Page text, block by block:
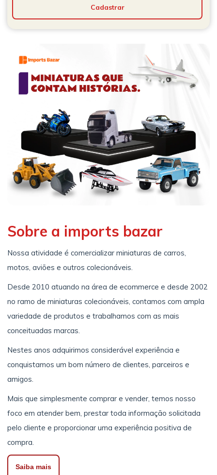
Sobre a imports bazar
Nossa atividade é comercializar miniaturas de carros,
motos, aviões e outros colecionáveis.
Desde 2010 atuando na área de ecommerce e desde 2002
no ramo de miniaturas colecionáveis, contamos com ampla
variedade de produtos e trabalhamos com as mais
conceituadas marcas.
Nestes anos adquirimos considerável experiência e
conquistamos um bom número de clientes, parceiros e
amigos.
Mais que simplesmente comprar e vender, temos nosso
foco em atender bem, prestar toda informação solicitada
pelo cliente e proporcionar uma experiência positiva de
compra.
Saiba mais